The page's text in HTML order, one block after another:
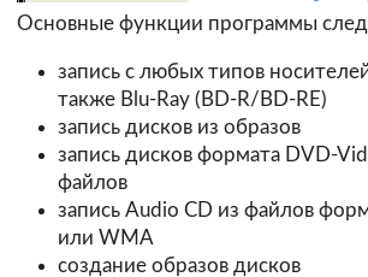
Основные функции программы
запись с любых типов
также Blu-Ray (BD-R/BD-RE)
запись дисков из образов
запись дисков формата DVD-
файлов
запись Audio CD из файлов
или WMA
создание образов дисков